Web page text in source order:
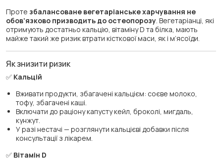
Проте збалансоване вегетаріанське харчування не
обов’язково призводить до остеопорозу . Вегетаріанці, які
отримують достатньо кальцію, вітаміну D та білка, мають
майже такий же ризик втрати кісткової маси, як і м’ясоїди.
Як знизити ризик
✅ Кальцій
Вживати продукти, збагачені кальцієм: соєве молоко,
тофу, збагачені каші.
Включати до раціону капусту кейл, броколі, мигдаль,
кунжут.
У разі нестачі — розглянути кальцієві добавки після
консультації з лікарем.
✅ Вітамін D